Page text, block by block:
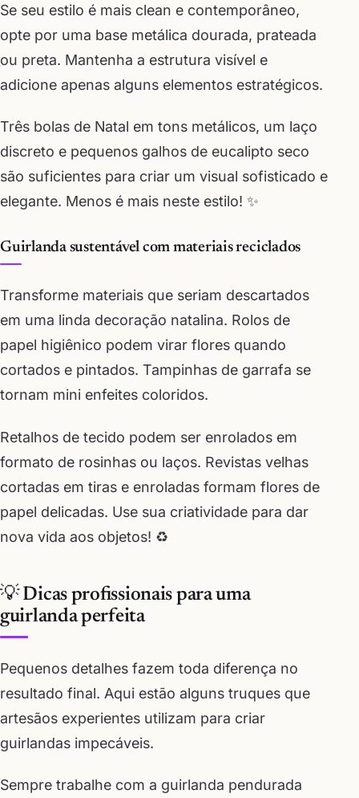
Se seu estilo é mais clean e contemporâneo,
opte por uma base metálica dourada, prateada
ou preta. Mantenha a estrutura visível e
adicione apenas alguns elementos estratégicos.
Três bolas de Natal em tons metálicos, um laço
discreto e pequenos galhos de eucalipto seco
são suficientes para criar um visual sofisticado e
elegante. Menos é mais neste estilo! ✨
Guirlanda sustentável com materiais reciclados
Transforme materiais que seriam descartados
em uma linda decoração natalina. Rolos de
papel higiênico podem virar flores quando
cortados e pintados. Tampinhas de garrafa se
tornam mini enfeites coloridos.
Retalhos de tecido podem ser enrolados em
formato de rosinhas ou laços. Revistas velhas
cortadas em tiras e enroladas formam flores de
papel delicadas. Use sua criatividade para dar
nova vida aos objetos! ♻️
💡 Dicas profissionais para uma
guirlanda perfeita
Pequenos detalhes fazem toda diferença no
resultado final. Aqui estão alguns truques que
artesãos experientes utilizam para criar
guirlandas impecáveis.
Sempre trabalhe com a guirlanda pendurada